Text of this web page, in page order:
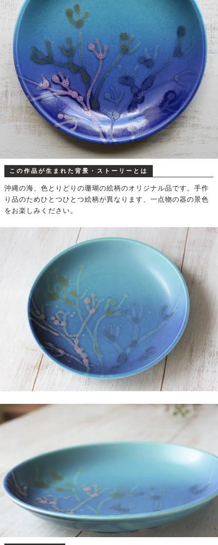
この作品が生まれた背景・ストーリーとは
沖縄の海、色とりどりの珊瑚の絵柄のオリジナル品です。手作
り品のためひとつひとつ絵柄が異なります、一点物の器の景色
をお楽しみください。